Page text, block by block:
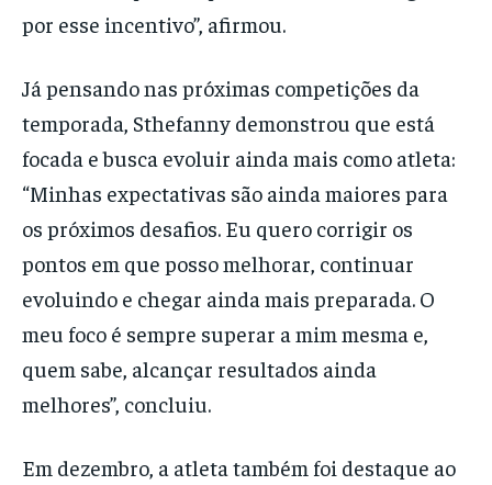
por esse incentivo”, afirmou.
Já pensando nas próximas competições da
temporada, Sthefanny demonstrou que está
focada e busca evoluir ainda mais como atleta:
“Minhas expectativas são ainda maiores para
os próximos desafios. Eu quero corrigir os
pontos em que posso melhorar, continuar
evoluindo e chegar ainda mais preparada. O
meu foco é sempre superar a mim mesma e,
quem sabe, alcançar resultados ainda
melhores”, concluiu.
Em dezembro, a atleta também foi destaque ao